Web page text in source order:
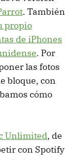
. También
propio
de iPhones
. Por
las fotos
bloque, con
cómo
Unlimited, de
con Spotify